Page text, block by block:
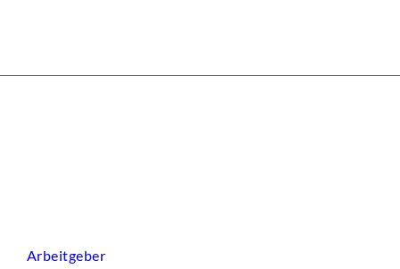
Arbeitgeber